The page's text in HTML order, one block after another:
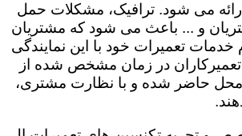
می شود. ترافیک، مشکلات حمل
و ... باعث می شود که مشتریان
خدمات تعمیرات خود با این نمایندگی
تعمیرکاران در زمان مشخص شده از
حاضر شده و با نظارت مشتری،